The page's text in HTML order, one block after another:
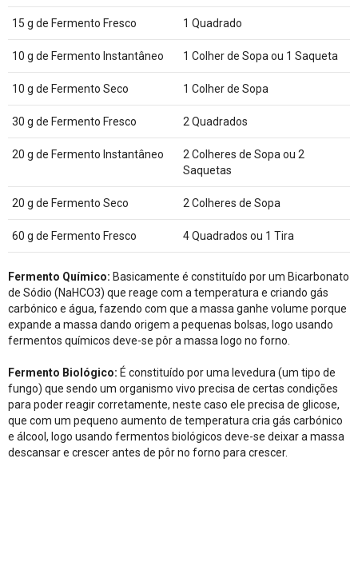
15 g de Fermento Fresco 1 Quadrado
10 g de Fermento Instantâneo 1 Colher de Sopa ou 1 Saqueta
10 g de Fermento Seco 1 Colher de Sopa
30 g de Fermento Fresco 2 Quadrados
20 g de Fermento Instantâneo
2 Colheres de Sopa ou 2
Saquetas
20 g de Fermento Seco 2 Colheres de Sopa
60 g de Fermento Fresco 4 Quadrados ou 1 Tira
Fermento Químico: Basicamente é constituído por um Bicarbonato
de Sódio (NaHCO3) que reage com a temperatura e criando gás
carbónico e água, fazendo com que a massa ganhe volume porque
expande a massa dando origem a pequenas bolsas, logo usando
fermentos químicos deve-se pôr a massa logo no forno.
Fermento Biológico: É constituído por uma levedura (um tipo de
fungo) que sendo um organismo vivo precisa de certas condições
para poder reagir corretamente, neste caso ele precisa de glicose,
que com um pequeno aumento de temperatura cria gás carbónico
e álcool, logo usando fermentos biológicos deve-se deixar a massa
descansar e crescer antes de pôr no forno para crescer.